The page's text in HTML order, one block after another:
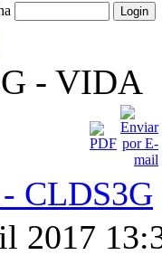
- VIDA
CLDS3G
2017